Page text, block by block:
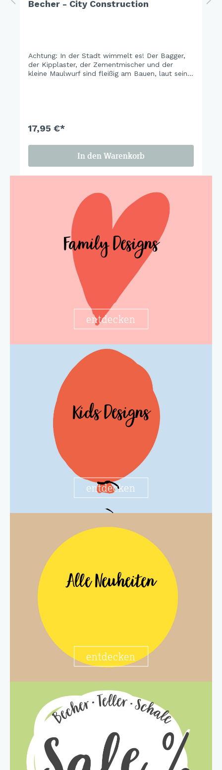
Becher - City Construction
Achtung: In der Stadt wimmelt es! Der Bagger,
der Kipplaster, der Zementmischer und der
kleine Maulwurf sind fleißig am Bauen, laut sein
17,95 €*
In den Warenkorb
Family Designs
entdecken
Kids Designs
entdecken
Alle Neuheiten
entdecken